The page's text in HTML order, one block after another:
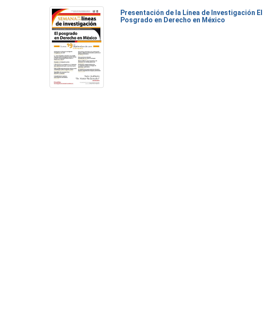
Presentación de la Línea de Investigación El
Posgrado en Derecho en México